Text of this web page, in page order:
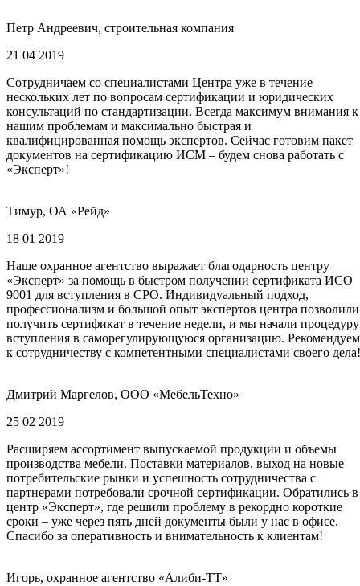
Петр Андреевич, строительная компания
21 04 2019
Сотрудничаем со специалистами Центра уже в течение
нескольких лет по вопросам сертификации и юридических
консультаций по стандартизации. Всегда максимум внимания к
нашим проблемам и максимально быстрая и
квалифицированная помощь экспертов. Сейчас готовим пакет
документов на сертификацию ИСМ – будем снова работать с
«Эксперт»!
Тимур, ОА «Рейд»
18 01 2019
Наше охранное агентство выражает благодарность центру
«Эксперт» за помощь в быстром получении сертификата ИСО
9001 для вступления в СРО. Индивидуальный подход,
профессионализм и большой опыт экспертов центра позволили
получить сертификат в течение недели, и мы начали процедуру
вступления в саморегулирующуюся организацию. Рекомендуем
к сотрудничеству с компетентными специалистами своего дела!
Дмитрий Маргелов, ООО «МебельТехно»
25 02 2019
Расширяем ассортимент выпускаемой продукции и объемы
производства мебели. Поставки материалов, выход на новые
потребительские рынки и успешность сотрудничества с
партнерами потребовали срочной сертификации. Обратились в
центр «Эксперт», где решили проблему в рекордно короткие
сроки – уже через пять дней документы были у нас в офисе.
Спасибо за оперативность и внимательность к клиентам!
Игорь, охранное агентство «Алиби-ТТ»